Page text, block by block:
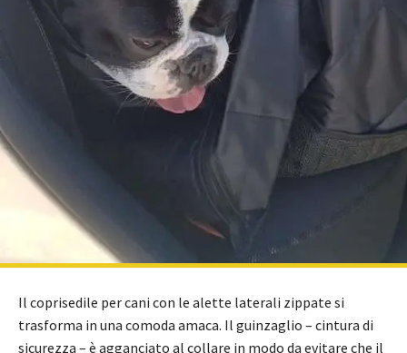
Il coprisedile per cani con le alette laterali zippate si
trasforma in una comoda amaca. Il guinzaglio – cintura di
sicurezza – è agganciato al collare in modo da evitare che il